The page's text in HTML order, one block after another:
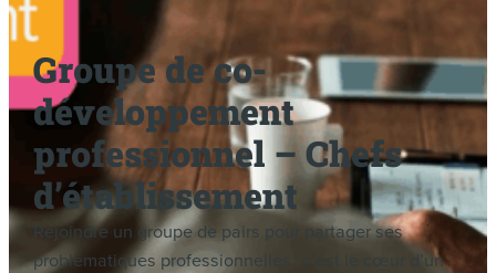
Groupe de co-
développement
professionnel – Chefs
d’établissement
Rejoindre un groupe de pairs pour partager ses
problématiques professionnelles : c’est le cœur d’un